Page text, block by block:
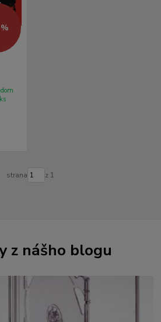
strana z 1
z nášho blogu